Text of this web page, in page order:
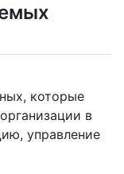
которые
в
управление